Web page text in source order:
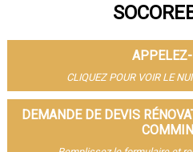
- Entreprise de rénovation à Muret
- Entreprise de rénovation à Plaisance-
- Entreprise de rénovation à Cugnaux
- Entreprise de rénovation à Balma
- Entreprise de rénovation à L'Union
- Entreprise de rénovation à Saint-
- Entreprise de rénovation à
CLIQUEZ POUR VOIR LE
DEMANDE DE DEVIS